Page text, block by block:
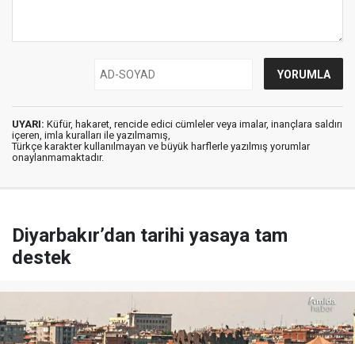
UYARI: Küfür, hakaret, rencide edici cümleler veya imalar, inançlara saldırı
içeren, imla kuralları ile yazılmamış,
Türkçe karakter kullanılmayan ve büyük harflerle yazılmış yorumlar
onaylanmamaktadır.
Diyarbakır’dan tarihi yasaya tam
destek